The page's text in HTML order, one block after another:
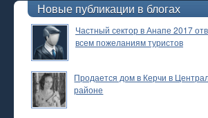
Новые публикации в блогах
Частный сектор в Анапе 2017
всем пожеланиям туристов
Продается дом в Керчи в
районе